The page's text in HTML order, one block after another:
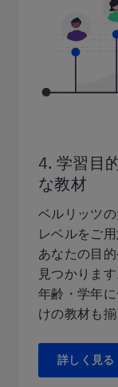
4. 学習目
な教材
ベルリッツ
レベルをご用
あなたの目
見つかります
年齢・学年
けの教材も揃
詳しく見る